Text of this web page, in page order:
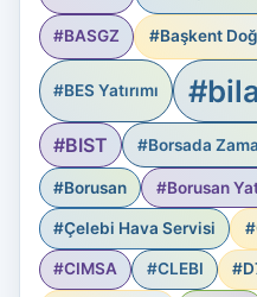
#BASGZ #Başkent
#BES Yatırımı
#BIST #Borsada
#Borusan #Borusan
#Çelebi Hava Servisi
#CIMSA #CLEBI